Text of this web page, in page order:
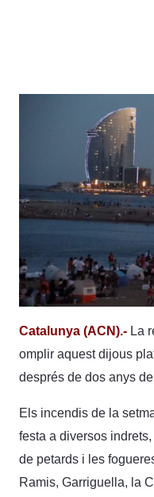
Catalunya (ACN).- La
omplir aquest dijous
després de dos anys
Els incendis de la
festa a diversos
de petards i les
Ramis, Garriguella, la